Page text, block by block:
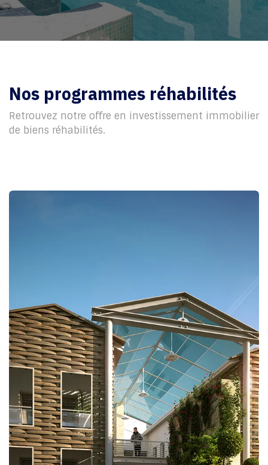
Nos programmes réhabilités
Retrouvez notre offre en investissement immobilier
de biens réhabilités.